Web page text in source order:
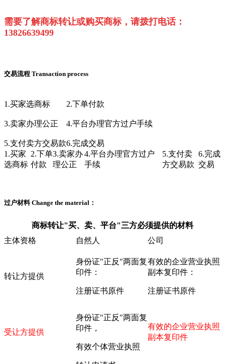
需要了解商标转让或购买商标，请拨打电话：
13826639499
交易流程 Transaction process
1.买家选商标 2.下单付款
3.卖家办理公正 4.平台办理官方过户手续
5.支付卖方交易款6.完成交易
1.买家
选商标
2.下单
付款
3.卖家办
理公正
4.平台办理官方过户
手续
5.支付卖
方交易款
6.完成
交易
过户材料Change the material：
商标转让"买、卖、平台"三方必须提供的材料
主体资格
自然人 公司
转让方提供
身份证"正反"两面复
印件：
注册证书原件
有效的企业营业执照
副本复印件：
注册证书原件
受让方提供
身份证"正反"两面复
印件，
有效个体营业执照
有效的企业营业执照
副本复印件